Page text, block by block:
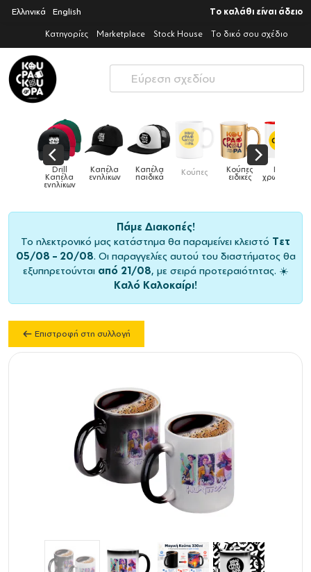
Ελληνικά English Το καλάθι είναι άδειο
Κατηγορίες Marketplace Stock House Το δικό σου σχέδιο
Drill
Καπέλα
ενηλίκων
Καπέλα
ενηλίκων
Καπέλα
παιδικά Κούπες Κούπες
ειδικές
Κούπες
χρωματιστές
Πάμε Διακοπές!
Το ηλεκτρονικό μας κατάστημα θα παραμείνει κλειστό Τετ
05/08 – 20/08. Οι παραγγελίες αυτού του διαστήματος θα
εξυπηρετούνται από 21/08, με σειρά προτεραιότητας. ☀️
Καλό Καλοκαίρι!
Επιστροφή στη συλλογή